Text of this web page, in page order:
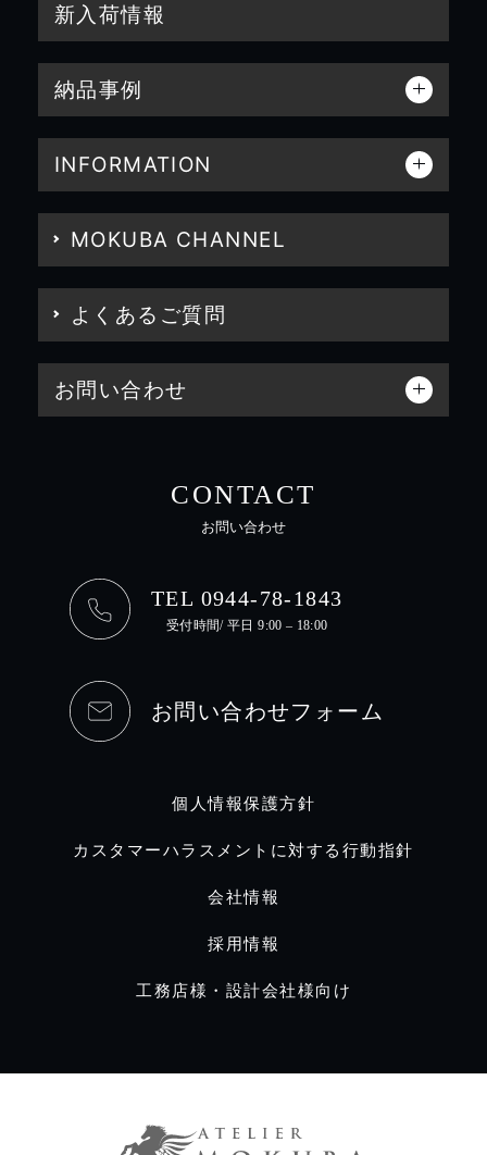
新入荷情報
納品事例
INFORMATION
MOKUBA CHANNEL
よくあるご質問
お問い合わせ
CONTACT
お問い合わせ
TEL 0944-78-1843
受付時間/ 平日 9:00 – 18:00
お問い合わせフォーム
個人情報保護方針
カスタマーハラスメントに対する行動指針
会社情報
採用情報
工務店様・設計会社様向け